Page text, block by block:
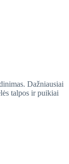
Dažniausiai
talpos ir puikiai